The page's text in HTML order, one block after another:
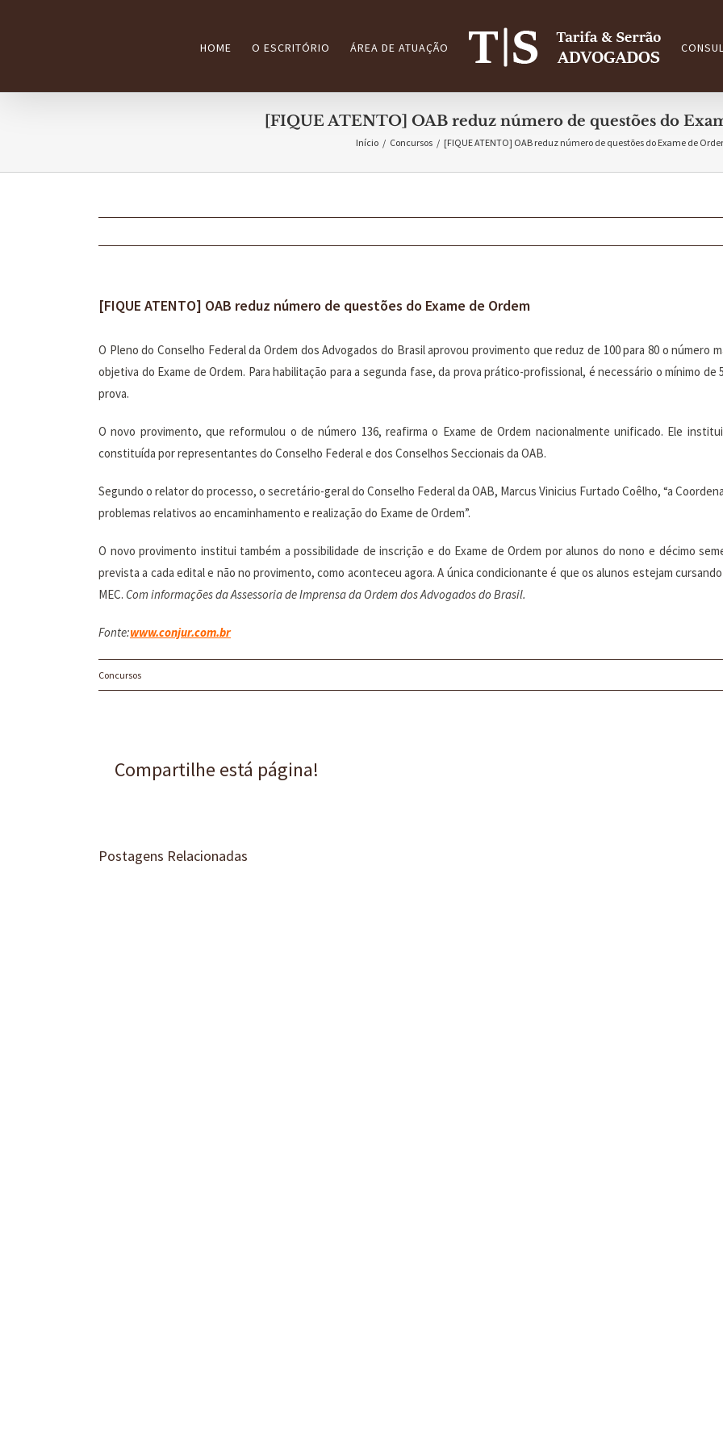
HOME O ESCRITÓRIO ÁREA DE ATUAÇÃO
[FIQUE ATENTO] OAB reduz número de questões do
Início / Concursos / [FIQUE ATENTO] OAB reduz número de questões do Exame de
[FIQUE ATENTO] OAB reduz número de questões do Exame de Ordem
O Pleno do Conselho Federal da Ordem dos Advogados do Brasil aprovou provimento que reduz de 100 para 80 o número
objetiva do Exame de Ordem. Para habilitação para a segunda fase, da prova prático-profissional, é necessário o mínimo de
prova.
O novo provimento, que reformulou o de número 136, reafirma o Exame de Ordem nacionalmente unificado. Ele
constituída por representantes do Conselho Federal e dos Conselhos Seccionais da OAB.
Segundo o relator do processo, o secretário-geral do Conselho Federal da OAB, Marcus Vinicius Furtado Coêlho, “a
problemas relativos ao encaminhamento e realização do Exame de Ordem”.
O novo provimento institui também a possibilidade de inscrição e do Exame de Ordem por alunos do nono e décimo
prevista a cada edital e não no provimento, como aconteceu agora. A única condicionante é que os alunos estejam
MEC. Com informações da Assessoria de Imprensa da Ordem dos Advogados do Brasil.
Fonte:www.conjur.com.br
Concursos
Compartilhe está página!
Postagens Relacionadas